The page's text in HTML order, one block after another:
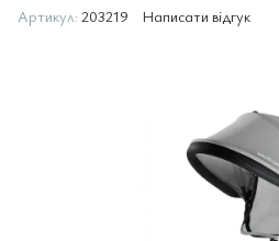
Артикул: 203219 Написати відгук